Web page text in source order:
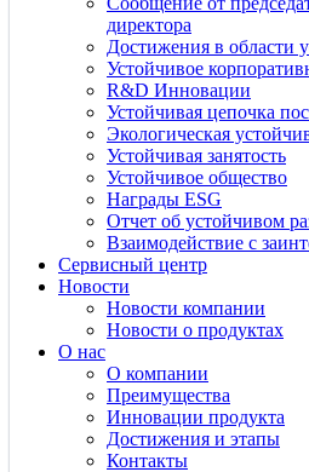
директора
Достижения в области
Устойчивое
R&D Инновации
Устойчивая цепочка
Экологическая
Устойчивая занятость
Устойчивое общество
Награды ESG
Отчет об устойчивом
Взаимодействие с
Сервисный центр
Новости
Новости компании
Новости о продуктах
О нас
О компании
Преимущества
Инновации продукта
Достижения и этапы
Контакты